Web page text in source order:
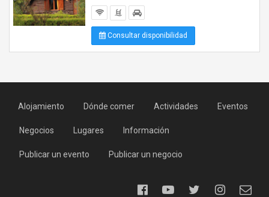
Consultar disponibilidad
Alojamiento Dónde comer Actividades Eventos
Negocios Lugares Información
Publicar un evento Publicar un negocio